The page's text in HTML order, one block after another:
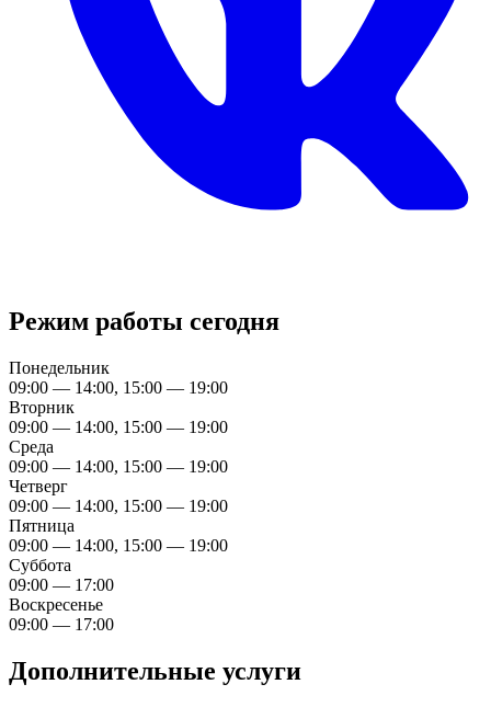
Режим работы сегодня
Понедельник
09:00 — 14:00, 15:00 — 19:00
Вторник
09:00 — 14:00, 15:00 — 19:00
Среда
09:00 — 14:00, 15:00 — 19:00
Четверг
09:00 — 14:00, 15:00 — 19:00
Пятница
09:00 — 14:00, 15:00 — 19:00
Суббота
09:00 — 17:00
Воскресенье
09:00 — 17:00
Дополнительные услуги